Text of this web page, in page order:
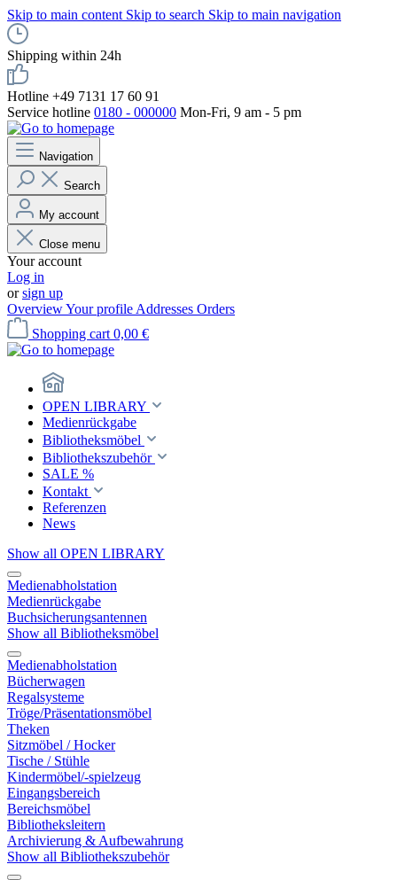
Skip to main content Skip to search Skip to main navigation
Shipping within 24h
Hotline +49 7131 17 60 91
Service hotline 0180 - 000000 Mon-Fri, 9 am - 5 pm
Navigation
Search
My account
Close menu
Your account
Log in
orsign up
OverviewYour profile Addresses Orders
Shopping cart 0,00 €
OPEN LIBRARY
Medienrückgabe
Bibliotheksmöbel
Bibliothekszubehör
SALE %
Kontakt
Referenzen
News
Show all OPEN LIBRARY
Medienabholstation
Medienrückgabe
Buchsicherungsantennen
Show all Bibliotheksmöbel
Medienabholstation
Bücherwagen
Regalsysteme
Tröge/Präsentationsmöbel
Theken
Sitzmöbel / Hocker
Tische / Stühle
Kindermöbel/-spielzeug
Eingangsbereich
Bereichsmöbel
Bibliotheksleitern
Archivierung & Aufbewahrung
Show all Bibliothekszubehör